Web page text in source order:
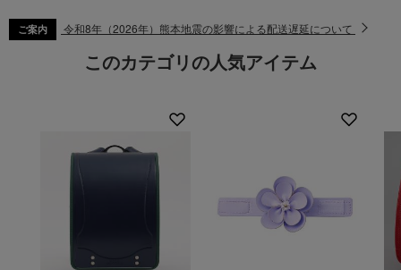
ご案内 令和8年（2026年）熊本地震の影響による配送遅延について
このカテゴリの人気アイテム